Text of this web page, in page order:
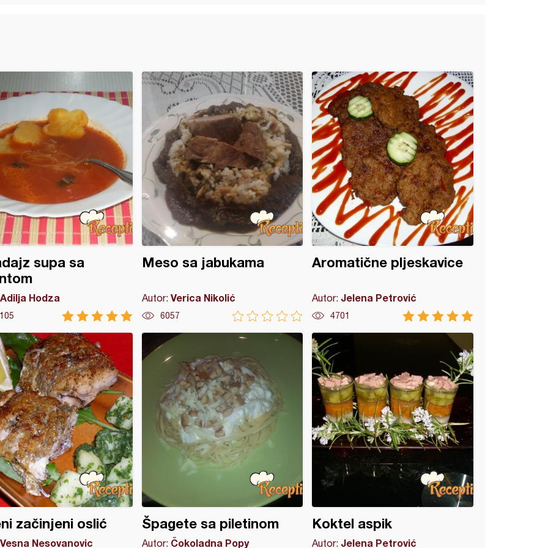
supa sa
Adilja Hodza
Meso sa jabukama
Autor: Verica Nikolić
6057
Aromatične pljeskavice
Autor: Jelena Petrović
4701
začinjeni oslić
Vesna Nesovanovic
Špagete sa piletinom
Autor: Čokoladna Popy
Koktel aspik
Autor: Jelena Petrović